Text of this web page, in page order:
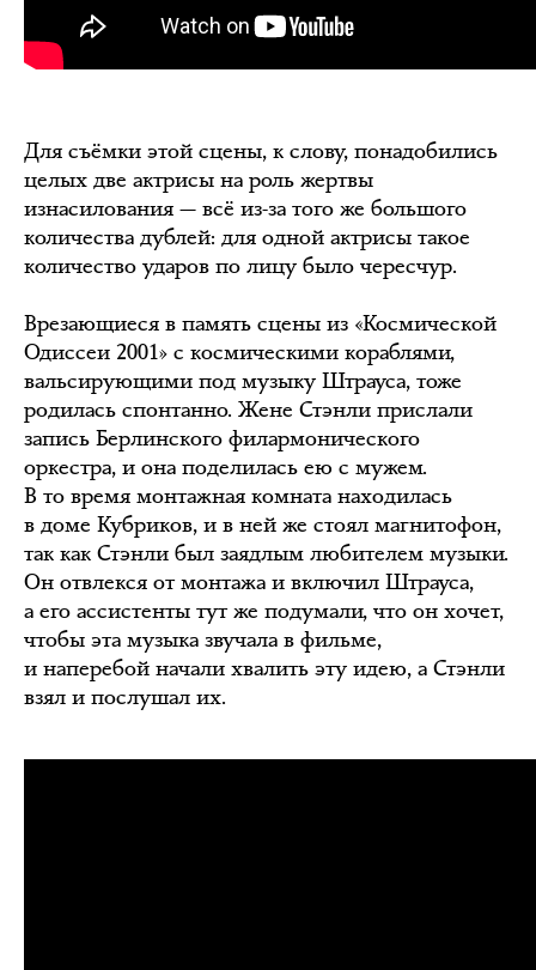
Для съёмки этой сцены, к слову, понадобились
целых две актрисы на роль жертвы
изнасилования — всё из-за того же большого
количества дублей: для одной актрисы такое
количество ударов по лицу было чересчур.
Врезающиеся в память сцены из «Космической
Одиссеи 2001» с космическими кораблями,
вальсирующими под музыку Штрауса, тоже
родилась спонтанно. Жене Стэнли прислали
запись Берлинского филармонического
оркестра, и она поделилась ею с мужем.
В то время монтажная комната находилась
в доме Кубриков, и в ней же стоял магнитофон,
так как Стэнли был заядлым любителем музыки.
Он отвлекся от монтажа и включил Штрауса,
а его ассистенты тут же подумали, что он хочет,
чтобы эта музыка звучала в фильме,
и наперебой начали хвалить эту идею, а Стэнли
взял и послушал их.